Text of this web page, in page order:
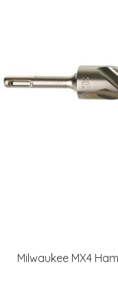
Milwaukee MX4